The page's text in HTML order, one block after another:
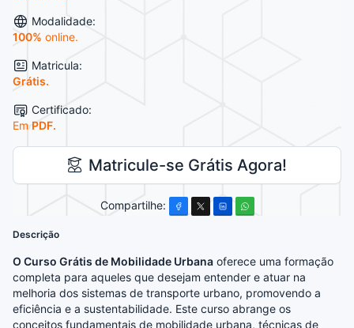
Modalidade:
100% online.
Matricula:
Grátis.
Certificado:
Em PDF.
Matricule-se Grátis Agora!
Compartilhe:
Descrição
O Curso Grátis de Mobilidade Urbana oferece uma formação
completa para aqueles que desejam entender e atuar na
melhoria dos sistemas de transporte urbano, promovendo a
eficiência e a sustentabilidade. Este curso abrange os
conceitos fundamentais de mobilidade urbana, técnicas de